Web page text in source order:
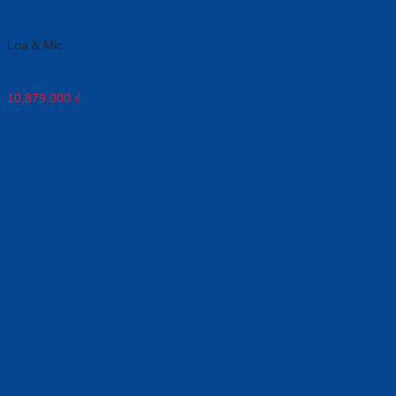
Loa & Mic
10,879,000 ₫